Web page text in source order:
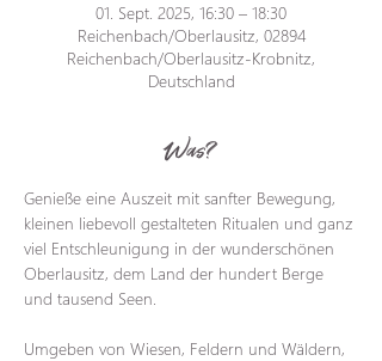
01. Sept. 2025, 16:30 – 18:30
Reichenbach/Oberlausitz, 02894
Reichenbach/Oberlausitz-Krobnitz,
Deutschland
Was?
Genieße eine Auszeit mit sanfter Bewegung,
kleinen liebevoll gestalteten Ritualen und ganz
viel Entschleunigung in der wunderschönen
Oberlausitz, dem Land der hundert Berge
und tausend Seen.
Umgeben von Wiesen, Feldern und Wäldern,